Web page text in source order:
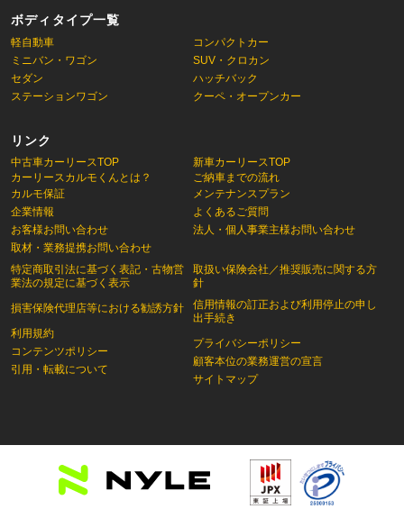
ボディタイプ一覧
軽自動車
コンパクトカー
ミニバン・ワゴン
SUV・クロカン
セダン
ハッチバック
ステーションワゴン
クーペ・オープンカー
リンク
中古車カーリースTOP
カーリースカルモくんとは？
新車カーリースTOP
ご納車までの流れ
カルモ保証
企業情報
お客様お問い合わせ
取材・業務提携お問い合わせ
特定商取引法に基づく表記・古物営
業法の規定に基づく表示
損害保険代理店等における勧誘方針
利用規約
コンテンツポリシー
引用・転載について
メンテナンスプラン
よくあるご質問
法人・個人事業主様お問い合わせ
取扱い保険会社／推奨販売に関する方
針
信用情報の訂正および利用停止の申し
出手続き
プライバシーポリシー
顧客本位の業務運営の宣言
サイトマップ